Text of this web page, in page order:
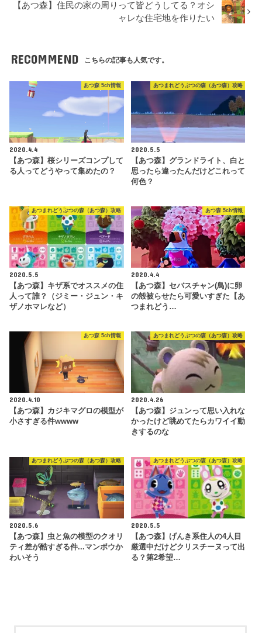
【あつ森】住民の家の周りって皆どうしてる？オシ
ャレな住宅地を作りたい
RECOMMEND こちらの記事も人気です。
あつ森 5ch情報
2020.4.4
【あつ森】桜シリーズコンプして
る人ってどうやって集めたの？
あつまれどうぶつの森（あつ森）攻略
2020.5.5
【あつ森】グランドライト、白と
思ったら違ったんだけどこれって
何色？
あつまれどうぶつの森（あつ森）攻略
2020.5.5
【あつ森】キザ系でオススメの住
人って誰？（ジミー・ジュン・キ
ザノホマレなど）
あつ森 5ch情報
2020.4.4
【あつ森】セバスチャン(鳥)に卵
の殻被らせたら可愛いすぎた【あ
つまれどう…
あつ森 5ch情報
2020.4.10
【あつ森】カジキマグロの模型が
小さすぎる件wwww
あつまれどうぶつの森（あつ森）攻略
2020.4.26
【あつ森】ジュンって思い入れな
かったけど眺めてたらカワイイ動
きするのな
あつまれどうぶつの森（あつ森）攻略
2020.5.6
【あつ森】虫と魚の模型のクオリ
ティ差が酷すぎる件...マンボウか
わいそう
あつまれどうぶつの森（あつ森）攻略
2020.5.5
【あつ森】げんき系住人の4人目
厳選中だけどクリスチーヌって出
る？第2希望…